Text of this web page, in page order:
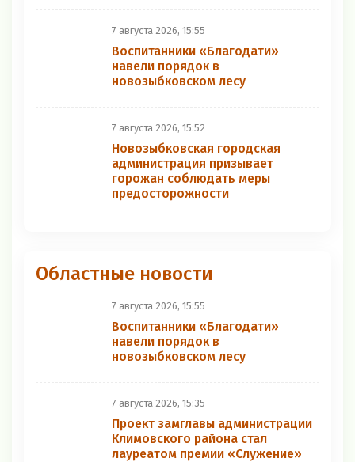
7 августа 2026, 15:55
Воспитанники «Благодати»
навели порядок в
новозыбковском лесу
7 августа 2026, 15:52
Новозыбковская городская
администрация призывает
горожан соблюдать меры
предосторожности
Областные новости
7 августа 2026, 15:55
Воспитанники «Благодати»
навели порядок в
новозыбковском лесу
7 августа 2026, 15:35
Проект замглавы администрации
Климовского района стал
лауреатом премии «Служение»